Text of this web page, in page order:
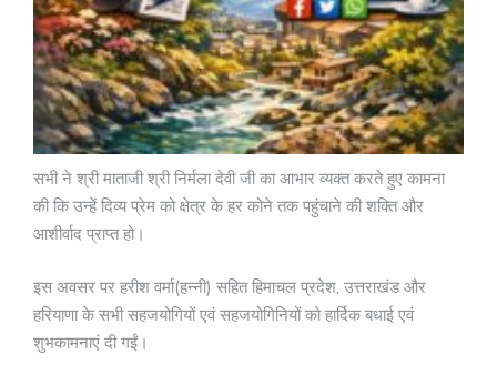
सभी ने श्री माताजी श्री निर्मला देवी जी का आभार व्यक्त करते हुए कामना
की कि उन्हें दिव्य प्रेम को क्षेत्र के हर कोने तक पहुंचाने की शक्ति और
आशीर्वाद प्राप्त हो।
इस अवसर पर हरीश वर्मा(हन्नी) सहित हिमाचल प्रदेश, उत्तराखंड और
हरियाणा के सभी सहजयोगियों एवं सहजयोगिनियों को हार्दिक बधाई एवं
शुभकामनाएं दी गईं।